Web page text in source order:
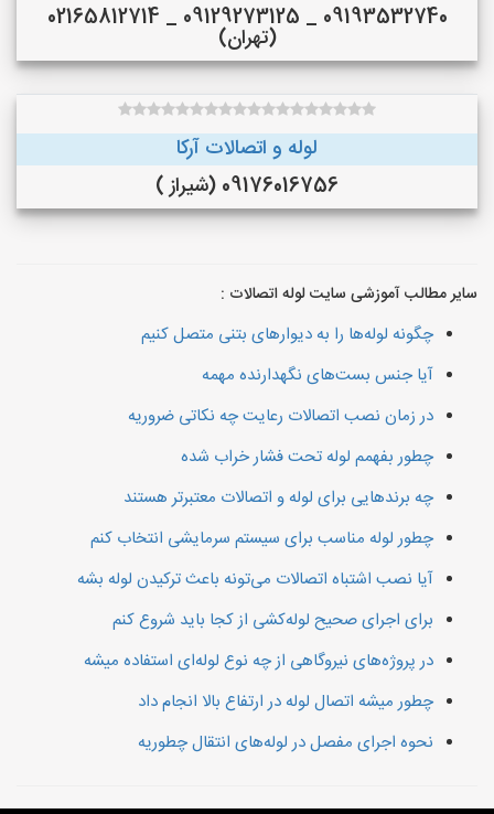
09193532740 _ 09129273125 _ 02165812714
(تهران)
لوله و اتصالات آرکا
09176016756 (شیراز )
سایر مطالب آموزشی سایت لوله اتصالات :
چگونه لوله‌ها را به دیوارهای بتنی متصل کنیم
آیا جنس بست‌های نگهدارنده مهمه
در زمان نصب اتصالات رعایت چه نکاتی ضروریه
چطور بفهمم لوله تحت فشار خراب شده
چه برندهایی برای لوله و اتصالات معتبرتر هستند
چطور لوله مناسب برای سیستم سرمایشی انتخاب کنم
آیا نصب اشتباه اتصالات می‌تونه باعث ترکیدن لوله بشه
برای اجرای صحیح لوله‌کشی از کجا باید شروع کنم
در پروژه‌های نیروگاهی از چه نوع لوله‌ای استفاده میشه
چطور میشه اتصال لوله در ارتفاع بالا انجام داد
نحوه اجرای مفصل در لوله‌های انتقال چطوریه